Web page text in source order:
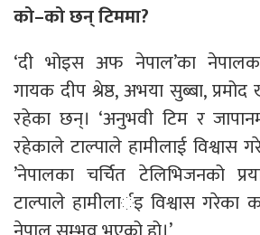
को–को छन् टिममा?
‘दी भोइस अफ नेपाल’का
गायक दीप श्रेष्ठ, अभया सुब्बा,
रहेका छन्। ‘अनुभवी टिम र
रहेकाले टाल्पाले हामीलाई विश्वास
’नेपालका चर्चित टेलिभिजनको
टाल्पाले हामीलार्इ विश्वास